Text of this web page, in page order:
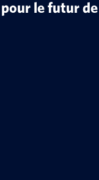
pour le futur de